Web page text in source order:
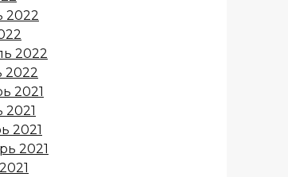
2022
2022
2022
2021
2021
2021
2021